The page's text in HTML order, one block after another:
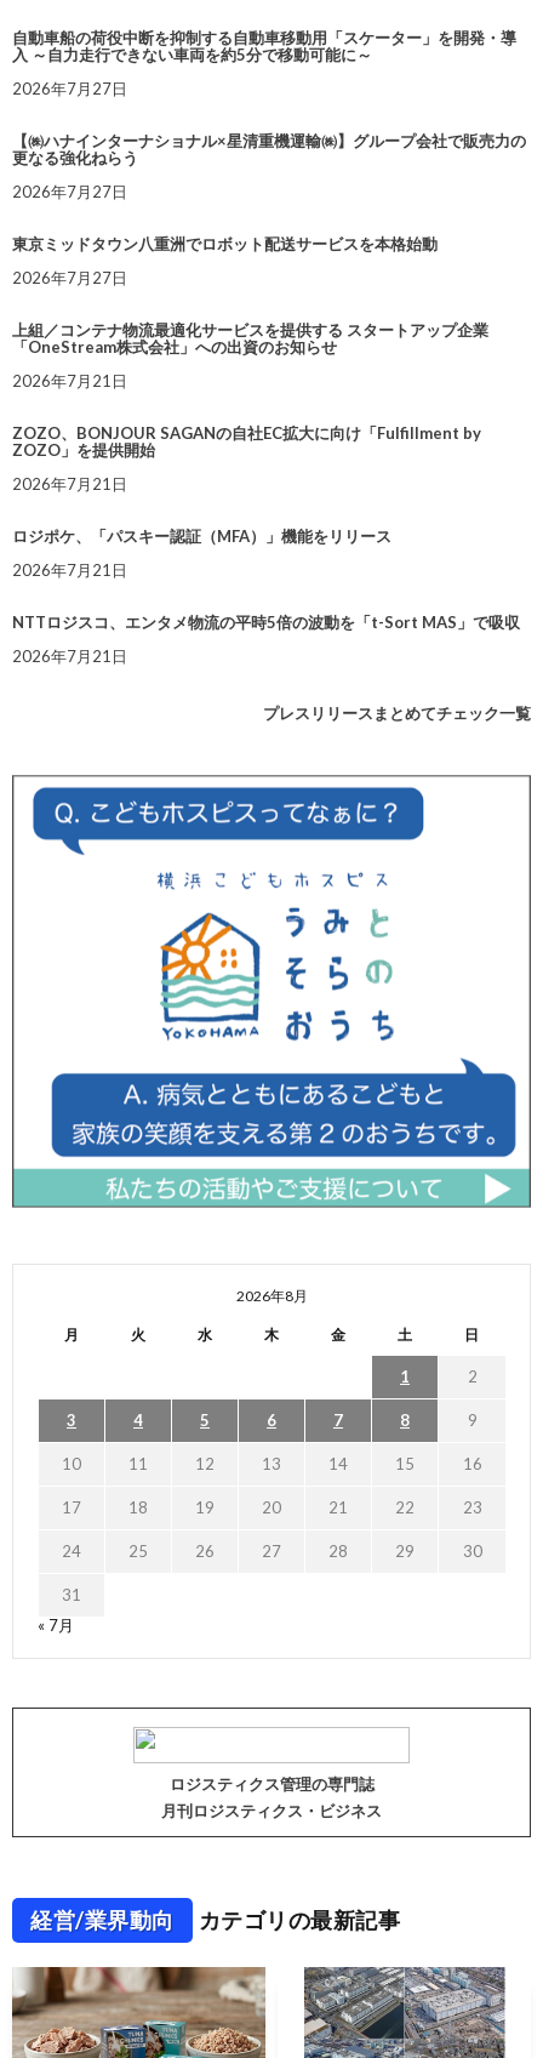
自動車船の荷役中断を抑制する自動車移動用「スケーター」を開発・導
入 ～自力走行できない車両を約5分で移動可能に～
2026年7月27日
【㈱ハナインターナショナル×星清重機運輸㈱】グループ会社で販売力の
更なる強化ねらう
2026年7月27日
東京ミッドタウン八重洲でロボット配送サービスを本格始動
2026年7月27日
上組／コンテナ物流最適化サービスを提供する スタートアップ企業
「OneStream株式会社」への出資のお知らせ
2026年7月21日
ZOZO、BONJOUR SAGANの自社EC拡大に向け「Fulfillment by
ZOZO」を提供開始
2026年7月21日
ロジポケ、「パスキー認証（MFA）」機能をリリース
2026年7月21日
NTTロジスコ、エンタメ物流の平時5倍の波動を「t-Sort MAS」で吸収
2026年7月21日
プレスリリースまとめてチェック一覧
2026年8月
月 火 水 木 金 土 日
1 2
3 4 5 6 7 8 9
10 11 12 13 14 15 16
17 18 19 20 21 22 23
24 25 26 27 28 29 30
31
« 7月
ロジスティクス管理の専門誌
月刊ロジスティクス・ビジネス
経営/業界動向 カテゴリの最新記事